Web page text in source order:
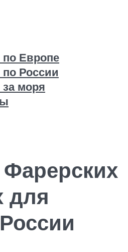
Европе
России
моря
для